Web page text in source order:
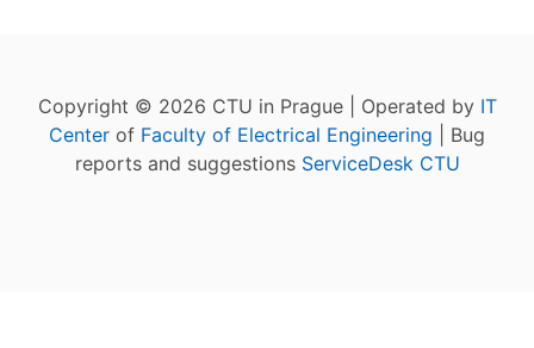
Copyright © 2026 CTU in Prague | Operated by IT
Center of Faculty of Electrical Engineering | Bug
reports and suggestions ServiceDesk CTU